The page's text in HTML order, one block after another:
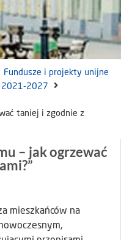
Fundusze i projekty unijne
2021-2027
taniej i zgodnie z
– jak ogrzewać
mieszkańców na